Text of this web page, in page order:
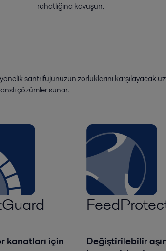
rahatlığına kavuşun.
santrifüjünüzün zorluklarını karşılayacak
çözümler sunar.
kanatları için
Değiştirilebilir